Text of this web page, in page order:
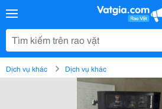
Dịch vụ khác Dịch vụ khác